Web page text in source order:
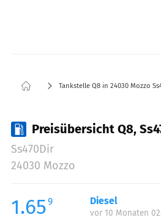
Tankstelle Q8 in 24030 Mozzo
Preisübersicht Q8,
Ss470Dir
24030 Mozzo
1.659 Diesel
vor 10 Monaten